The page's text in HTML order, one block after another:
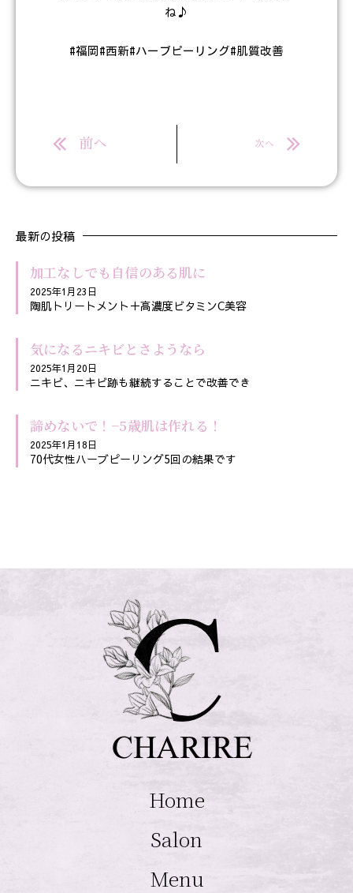
ね♪
#福岡#西新#ハーブピーリング#肌質改善
Prev
前へ 次へ
最新の投稿
加工なしでも自信のある肌に
2025年1月23日
陶肌トリートメント＋高濃度ビタミンC美容
気になるニキビとさようなら
2025年1月20日
ニキビ、ニキビ跡も継続することで改善でき
諦めないで！−5歳肌は作れる！
2025年1月18日
70代女性ハーブピーリング5回の結果です
Home
Salon
Menu